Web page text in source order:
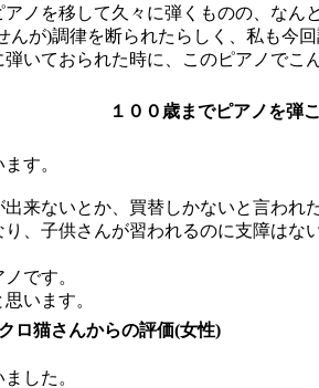
ノを移して久々に弾くものの、な
が)調律を断られたらしく、私も今
いておられた時に、このピアノでこ
１００歳までピアノを弾
す。
来ないとか、買替しかないと言わ
、子供さんが習われるのに支障は
です。
います。
ロ猫さんからの評価(女性)
した。